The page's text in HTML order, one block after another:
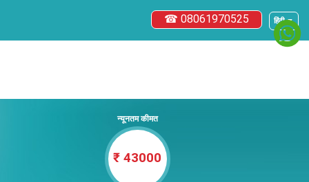
हिंदी ▼
☎ 08061970525
न्यूनतम कीमत
₹ 43000